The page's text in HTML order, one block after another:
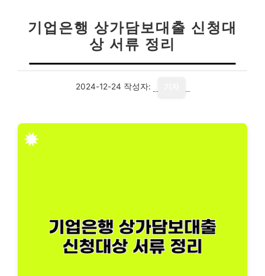
기업은행 상가담보대출 신청대
상 서류 정리
2024-12-24 작성자: